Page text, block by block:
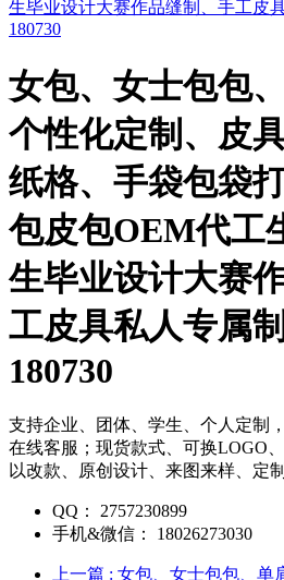
女包、女士包包
个性化定制、皮
纸格、手袋包袋
包皮包OEM代工
生毕业设计大赛
工皮具私人专属
180730
支持企业、团体、学生、个人定制
在线客服；现货款式、可换LOGO
以改款、原创设计、来图来样、定制
QQ：
2757230899
手机&微信：
18026273030
上一篇 : 女包、女士包包、单